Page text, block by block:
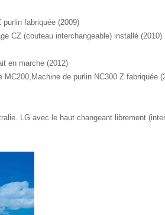
fabriquée (2009)
CZ (couteau interchangeable) installé (2010)
en marche (2012)
de purlin NC300 Z fabriquée
LG avec le haut changeant librement